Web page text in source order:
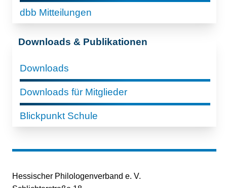
dbb Mitteilungen
Downloads & Publikationen
Downloads
Downloads für Mitglieder
Blickpunkt Schule
Hessischer Philologenverband e. V.